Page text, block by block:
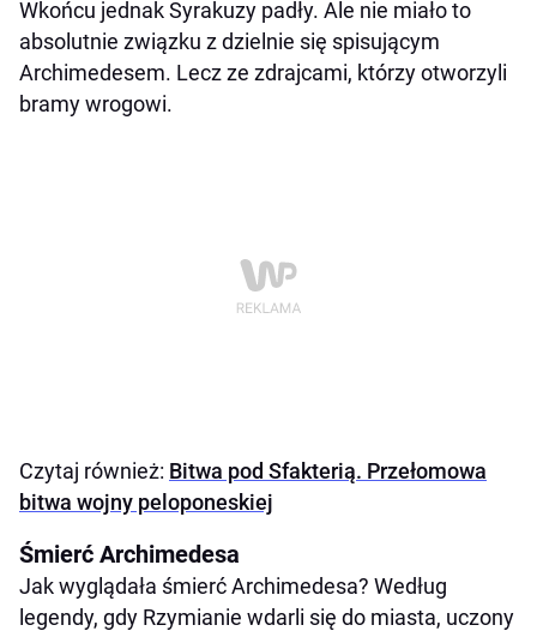
Wkońcu jednak Syrakuzy padły. Ale nie miało to
absolutnie związku z dzielnie się spisującym
Archimedesem. Lecz ze zdrajcami, którzy otworzyli
bramy wrogowi.
Czytaj również: Bitwa pod Sfakterią. Przełomowa
bitwa wojny peloponeskiej
Śmierć Archimedesa
Jak wyglądała śmierć Archimedesa? Według
legendy, gdy Rzymianie wdarli się do miasta, uczony